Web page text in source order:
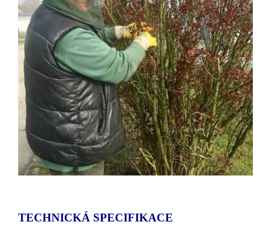
TECHNICKÁ SPECIFIKACE